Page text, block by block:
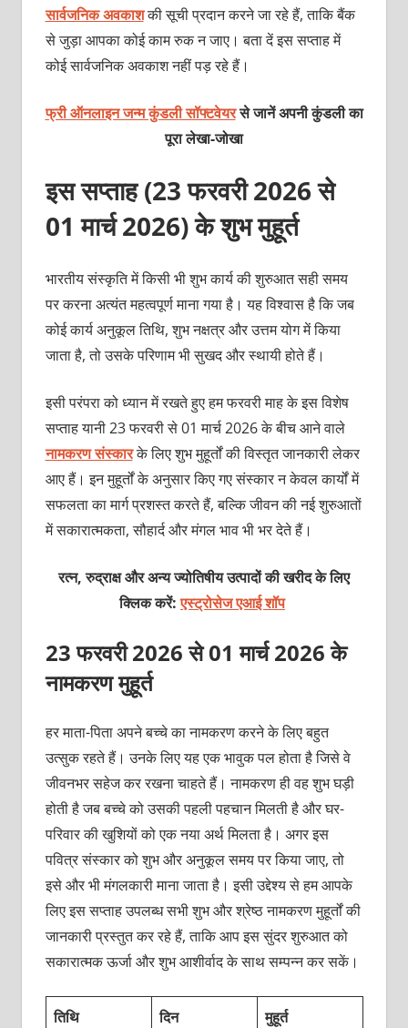
सार्वजनिक अवकाशकी सूची प्रदान करने जा रहे हैं, ताकि बैंक
से जुड़ा आपका कोई काम रुक न जाए। बता दें इस सप्ताह में
कोई सार्वजनिक अवकाश नहीं पड़ रहे हैं।
फ्री ऑनलाइन जन्म कुंडली सॉफ्टवेयरसे जानें अपनी कुंडली का
पूरा लेखा-जोखा
इस सप्ताह (23 फरवरी 2026 से
01 मार्च 2026) के शुभ मुहूर्त
भारतीय संस्कृति में किसी भी शुभ कार्य की शुरुआत सही समय
पर करना अत्यंत महत्वपूर्ण माना गया है। यह विश्वास है कि जब
कोई कार्य अनुकूल तिथि, शुभ नक्षत्र और उत्तम योग में किया
जाता है, तो उसके परिणाम भी सुखद और स्थायी होते हैं।
इसी परंपरा को ध्यान में रखते हुए हम फरवरी माह के इस विशेष
सप्ताह यानी 23 फरवरी से 01 मार्च 2026 के बीच आने वाले
नामकरण संस्कारके लिए शुभ मुहूर्तों की विस्तृत जानकारी लेकर
आए हैं। इन मुहूर्तों के अनुसार किए गए संस्कार न केवल कार्यों में
सफलता का मार्ग प्रशस्त करते हैं, बल्कि जीवन की नई शुरुआतों
में सकारात्मकता, सौहार्द और मंगल भाव भी भर देते हैं।
रत्न, रुद्राक्ष और अन्य ज्योतिषीय उत्पादों की खरीद के लिए
क्लिक करें:एस्ट्रोसेज एआई शॉप
23 फरवरी 2026 से 01 मार्च 2026 के
नामकरण मुहूर्त
हर माता-पिता अपने बच्‍चे का नामकरण करने के लिए बहुत
उत्‍सुक रहते हैं। उनके लिए यह एक भावुक पल होता है जिसे वे
जीवनभर सहेज कर रखना चाहते हैं। नामकरण ही वह शुभ घड़ी
होती है जब बच्चे को उसकी पहली पहचान मिलती है और घर-
परिवार की खुशियों को एक नया अर्थ मिलता है। अगर इस
पवित्र संस्कार को शुभ और अनुकूल समय पर किया जाए, तो
इसे और भी मंगलकारी माना जाता है। इसी उद्देश्य से हम आपके
लिए इस सप्ताह उपलब्ध सभी शुभ और श्रेष्ठ नामकरण मुहूर्तों की
जानकारी प्रस्तुत कर रहे हैं, ताकि आप इस सुंदर शुरुआत को
सकारात्मक ऊर्जा और शुभ आशीर्वाद के साथ सम्पन्न कर सकें।
तिथि दिन मुहूर्त